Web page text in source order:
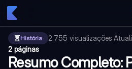
História 2.755 visualizações·
2 páginas
Resumo Completo: